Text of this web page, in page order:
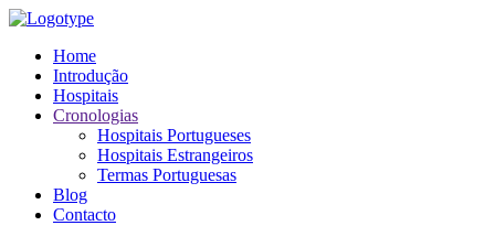
Home
Introdução
Hospitais
Cronologias
Hospitais Portugueses
Hospitais Estrangeiros
Termas Portuguesas
Blog
Contacto